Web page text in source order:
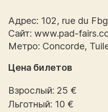
Адрес: 102, rue du
Сайт: www.pad-
Метро: Concorde,
Цена билетов
Взрослый: 25 €
Льготный: 10 €